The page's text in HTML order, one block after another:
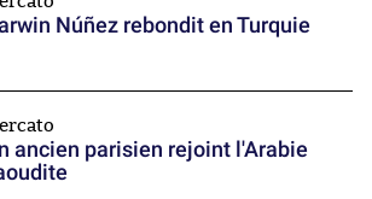
Núñez rebondit en Turquie
ancien parisien rejoint l'Arabie